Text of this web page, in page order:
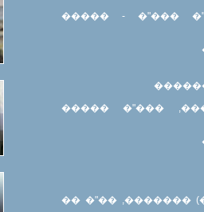
��� ����� ��,
��� ����
��� ����' �����